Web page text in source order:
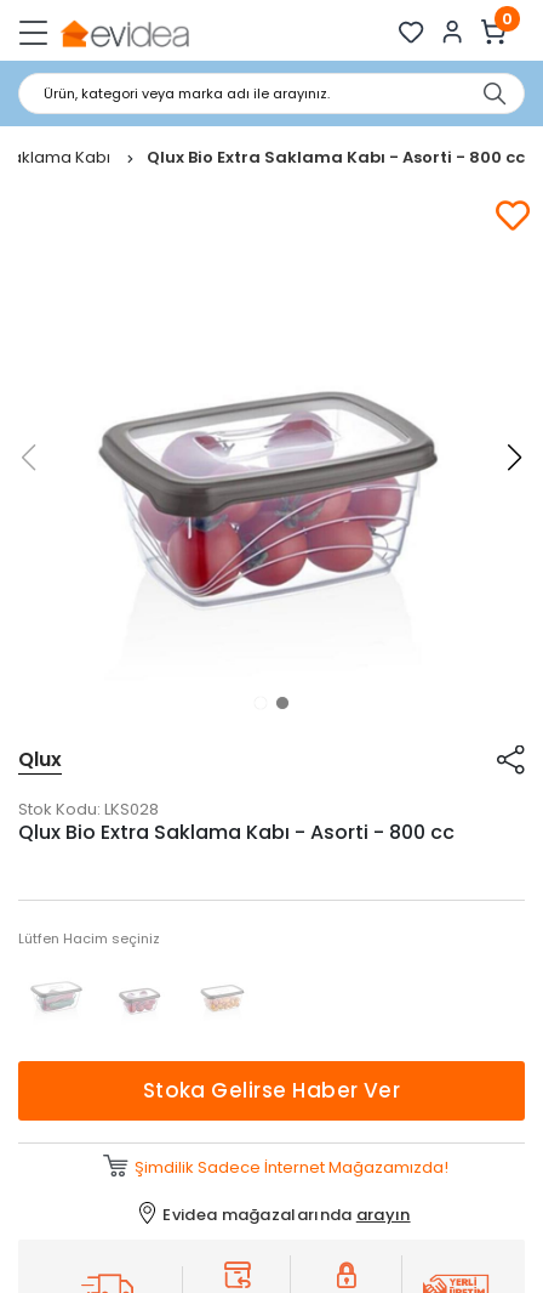
0
Ürün, kategori veya marka adı ile arayınız.
Kabı Qlux Bio Extra Saklama Kabı - Asorti - 800 cc
Qlux
Stok Kodu: LKS028
Qlux Bio Extra Saklama Kabı - Asorti - 800 cc
Lütfen Hacim seçiniz
Stoka Gelirse Haber Ver
Şimdilik Sadece İnternet Mağazamızda!
Evidea mağazalarında arayın